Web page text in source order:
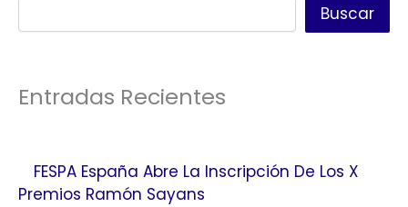
Buscar
Entradas Recientes
FESPA España Abre La Inscripción De Los X
Premios Ramón Sayans